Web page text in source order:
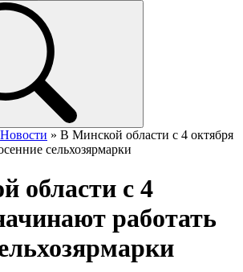
Новости » В Минской области с 4 октября
сельхозярмарки
области с 4
работать